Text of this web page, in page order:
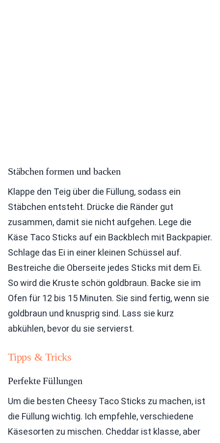
Stäbchen formen und backen
Klappe den Teig über die Füllung, sodass ein
Stäbchen entsteht. Drücke die Ränder gut
zusammen, damit sie nicht aufgehen. Lege die
Käse Taco Sticks auf ein Backblech mit Backpapier.
Schlage das Ei in einer kleinen Schüssel auf.
Bestreiche die Oberseite jedes Sticks mit dem Ei.
So wird die Kruste schön goldbraun. Backe sie im
Ofen für 12 bis 15 Minuten. Sie sind fertig, wenn sie
goldbraun und knusprig sind. Lass sie kurz
abkühlen, bevor du sie servierst.
Tipps & Tricks
Perfekte Füllungen
Um die besten Cheesy Taco Sticks zu machen, ist
die Füllung wichtig. Ich empfehle, verschiedene
Käsesorten zu mischen. Cheddar ist klasse, aber